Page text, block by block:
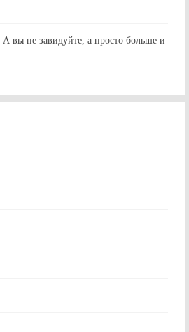
А вы не завидуйте, а просто больше и